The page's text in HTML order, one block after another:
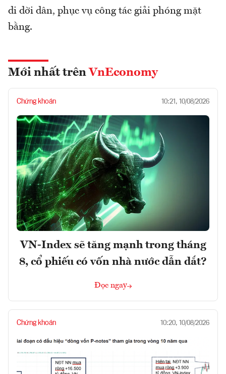
di dời dân, phục vụ công tác giải phóng mặt
bằng.
Mới nhất trên VnEconomy
Chứng khoán 10:21, 10/08/2026
VN-Index sẽ tăng mạnh trong tháng
8, cổ phiếu có vốn nhà nước dẫn dắt?
Đọc ngay
Chứng khoán 10:20, 10/08/2026